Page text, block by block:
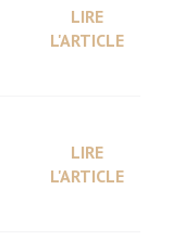
LIRE
L'ARTICLE
LIRE
L'ARTICLE